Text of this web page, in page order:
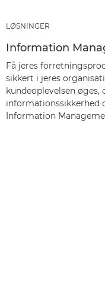
LØSNINGER
Information
Få jeres
sikkert i jeres
kundeoplevelsen
informationssikkerhed
Information